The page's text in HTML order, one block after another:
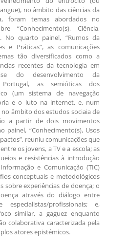
no âmbito das ciências da
foram temas abordados no
“Conhecimento(s), Ciência,
No quarto painel, “Rumos da
e Práticas”, as comunicações
tão diversificados como a
recentes da tecnologia em
do desenvolvimento da
as semióticas dos
(um sistema de navegação
e o luto na internet, e, num
âmbito dos estudos sociaia de
a partir de dois movimentos
painel, “Conhecimento(s), Usos
reuniu comunicações que
os jovens, a TV e a escola; as
e resistências à introdução
e Comunicação (TIC)
conceptuais e metodológicos
sobre experiências de doença; o
através do diálogo entre
especialistas/profissionais; e,
similar, a gaguez enquanto
colaborativa caracterizada pela
atores epistémicos.